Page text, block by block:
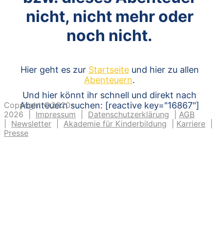
nicht, nicht mehr oder
noch nicht.
Hier geht es zur Startseiteund hier zu allen
Abenteuern.
Und hier könnt ihr schnell und direkt nach
Abenteuern suchen: [reactive key="16867"]
Copyright ©2020-
2026 | Impressum Datenschutzerklärung
AGB
Newsletter Akademie für Kinderbildung Karriere
Presse